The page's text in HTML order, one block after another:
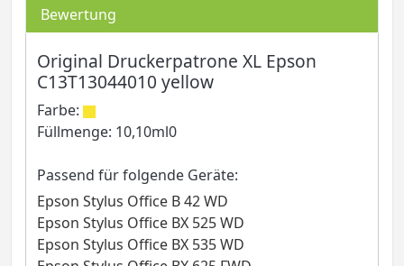
Bewertung
Original Druckerpatrone XL Epson
C13T13044010 yellow
Farbe:
Füllmenge: 10,10ml0
Passend für folgende Geräte:
Epson Stylus Office B 42 WD
Epson Stylus Office BX 525 WD
Epson Stylus Office BX 535 WD